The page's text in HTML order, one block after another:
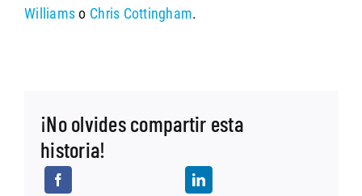
Williamso Chris Cottingham.
¡No olvides compartir esta
historia!